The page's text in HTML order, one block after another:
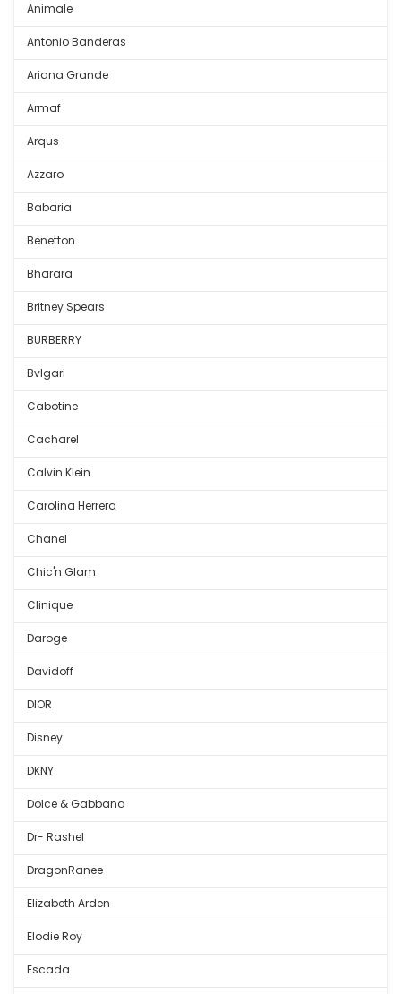
Animale
Antonio Banderas
Ariana Grande
Armaf
Arqus
Azzaro
Babaria
Benetton
Bharara
Britney Spears
BURBERRY
Bvlgari
Cabotine
Cacharel
Calvin Klein
Carolina Herrera
Chanel
Chic'n Glam
Clinique
Daroge
Davidoff
DIOR
Disney
DKNY
Dolce & Gabbana
Dr- Rashel
DragonRanee
Elizabeth Arden
Elodie Roy
Escada